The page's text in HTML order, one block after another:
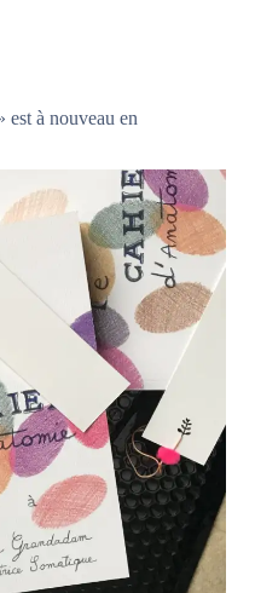
est à nouveau en